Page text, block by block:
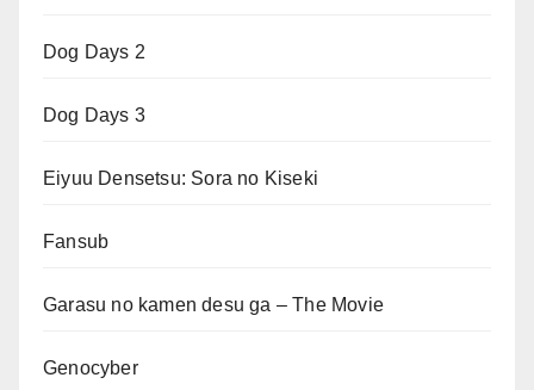
Dog Days 2
Dog Days 3
Eiyuu Densetsu: Sora no Kiseki
Fansub
Garasu no kamen desu ga – The Movie
Genocyber